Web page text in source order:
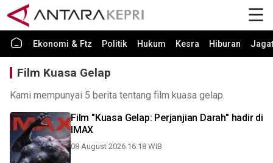
Ekonomi & Ftz Politik Hukum Kesra Hiburan Jagat
Film Kuasa Gelap
Kami mempunyai 5 berita tentang film kuasa gelap.
Film "Kuasa Gelap: Perjanjian Darah" hadir di
IMAX
08 August 2026 16:18 WIB